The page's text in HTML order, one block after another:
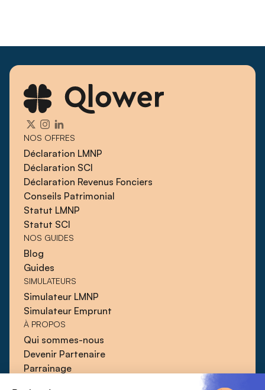
NOS OFFRES
Déclaration LMNP
Déclaration SCI
Déclaration Revenus Fonciers
Conseils Patrimonial
Statut LMNP
Statut SCI
NOS GUIDES
Blog
Guides
SIMULATEURS
Simulateur LMNP
Simulateur Emprunt
À PROPOS
Qui sommes-nous
Devenir Partenaire
Parrainage